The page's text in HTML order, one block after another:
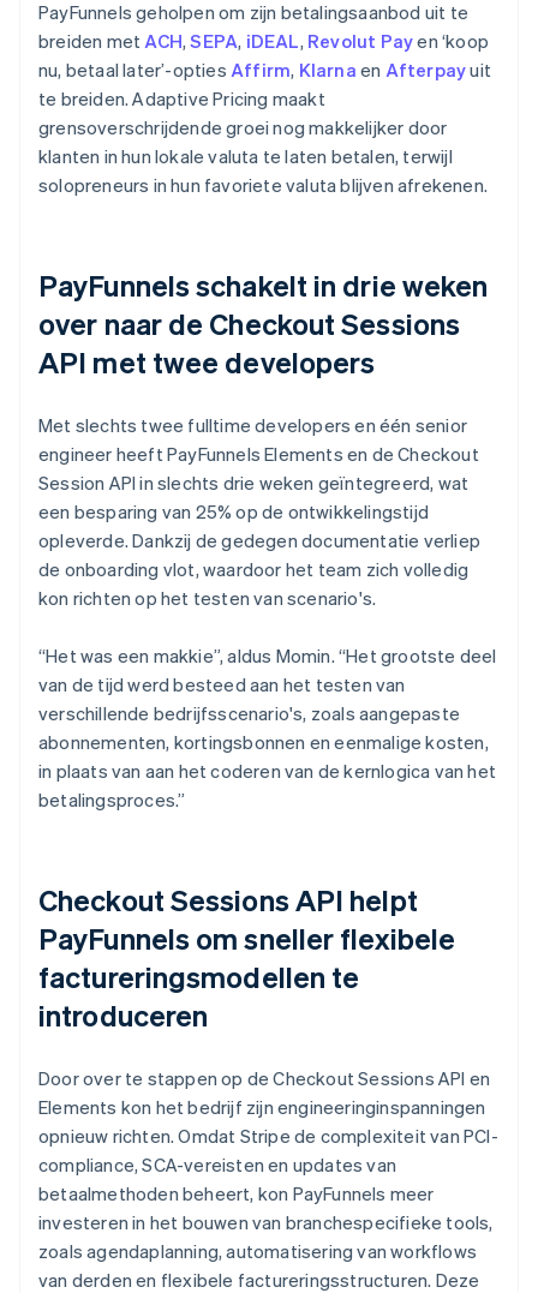
PayFunnels geholpen om zijn betalingsaanbod uit te
breiden met ACH,SEPA, iDEAL, Revolut Payen ‘koop
nu, betaal later’-opties Affirm, Klarna en Afterpayuit
te breiden. Adaptive Pricing maakt
grensoverschrijdende groei nog makkelijker door
klanten in hun lokale valuta te laten betalen, terwijl
solopreneurs in hun favoriete valuta blijven afrekenen.
PayFunnels schakelt in drie weken
over naar de Checkout Sessions
API met twee developers
Met slechts twee fulltime developers en één senior
engineer heeft PayFunnels Elements en de Checkout
Session API in slechts drie weken geïntegreerd, wat
een besparing van 25% op de ontwikkelingstijd
opleverde. Dankzij de gedegen documentatie verliep
de onboarding vlot, waardoor het team zich volledig
kon richten op het testen van scenario's.
“Het was een makkie”, aldus Momin. “Het grootste deel
van de tijd werd besteed aan het testen van
verschillende bedrijfsscenario's, zoals aangepaste
abonnementen, kortingsbonnen en eenmalige kosten,
in plaats van aan het coderen van de kernlogica van het
betalingsproces.”
Checkout Sessions API helpt
PayFunnels om sneller flexibele
factureringsmodellen te
introduceren
Door over te stappen op de Checkout Sessions API en
Elements kon het bedrijf zijn engineeringinspanningen
opnieuw richten. Omdat Stripe de complexiteit van PCI-
compliance, SCA-vereisten en updates van
betaalmethoden beheert, kon PayFunnels meer
investeren in het bouwen van branchespecifieke tools,
zoals agendaplanning, automatisering van workflows
van derden en flexibele factureringsstructuren. Deze